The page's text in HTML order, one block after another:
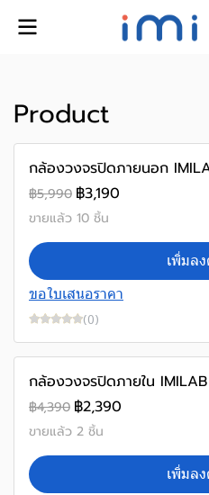
Product
กล้องวงจรปิดภายนอก
฿5,990 ฿3,190
ขายแล้ว 10 ชิ้น
เพิ่มล
ขอใบเสนอราคา
(0)
สินค้าใหม่
กล้องวงจรปิดภายใน
฿4,390 ฿2,390
ขายแล้ว 2 ชิ้น
เพิ่มล